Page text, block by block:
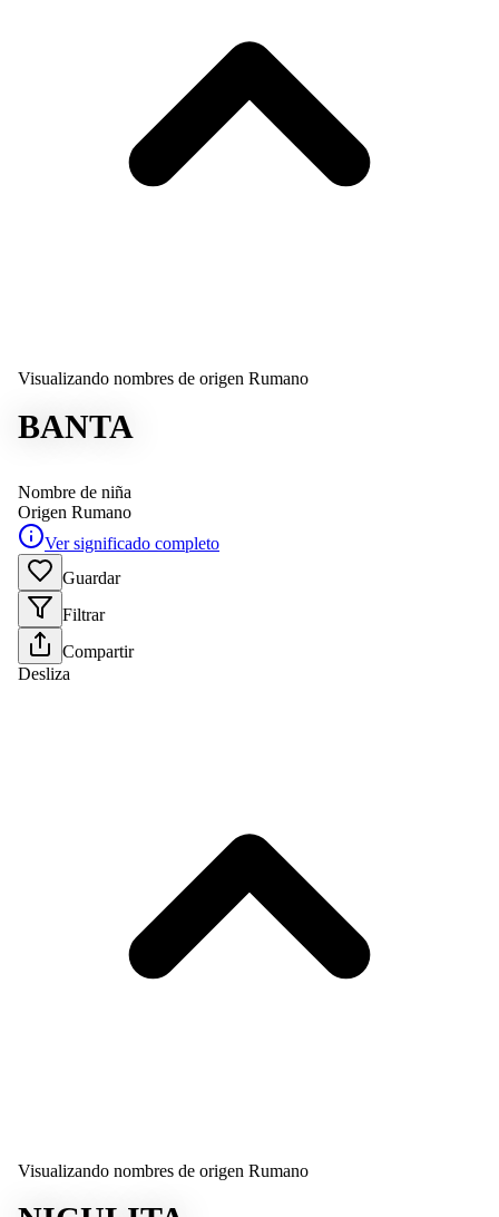
Visualizando nombres de origen Rumano
BANTA
Nombre de niña
Origen Rumano
Ver significado completo
Guardar
Filtrar
Compartir
Desliza
Visualizando nombres de origen Rumano